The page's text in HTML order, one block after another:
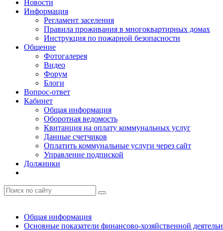
Новости
Информация
Регламент заселения
Правила проживания в многоквартирных домах
Инструкция по пожарной безопасности
Общение
Фотогалерея
Видео
Форум
Блоги
Вопрос-ответ
Кабинет
Общая информация
Оборотная ведомость
Квитанция на оплату коммунальных услуг
Данные счетчиков
Оплатить коммунальные услуги через сайт
Управление подпиской
Должники
Общая информация
Основные показатели финансово-хозяйственной